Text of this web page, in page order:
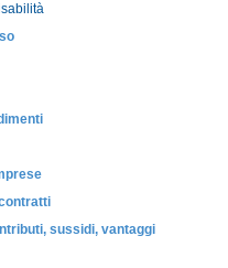
sussidi, vantaggi